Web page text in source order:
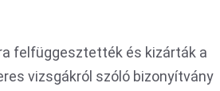
felfüggesztették és kizárták a
vizsgákról szóló bizonyítvány